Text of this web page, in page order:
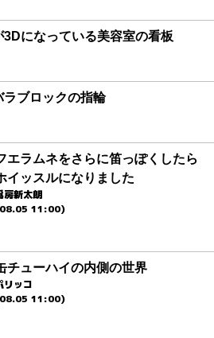
になっている美容室の看板
ラブロックの指輪
エラムネをさらに笛っぽくしたら
イッスルになりました
房新太朗
11:00)
チューハイの内側の世界
リッコ
11:00)